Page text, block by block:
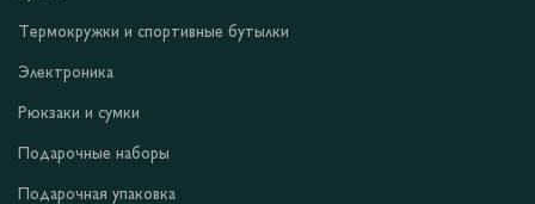
Термокружки и спортивные бутылки
Электроника
Рюкзаки и сумки
Подарочные наборы
Подарочная упаковка